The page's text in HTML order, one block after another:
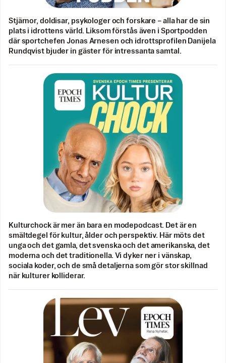
Stjärnor, doldisar, psykologer och forskare – alla har de sin
plats i idrottens värld. Liksom förstås även i Sportpodden
där sportchefen Jonas Arnesen och idrottsprofilen Danijela
Rundqvist bjuder in gäster för intressanta samtal.
Kulturchock är mer än bara en modepodcast. Det är en
smältdegel för kultur, ålder och perspektiv. Här möts det
unga och det gamla, det svenska och det amerikanska, det
moderna och det traditionella. Vi dyker ner i vänskap,
sociala koder, och de små detaljerna som gör stor skillnad
när kulturer kolliderar.